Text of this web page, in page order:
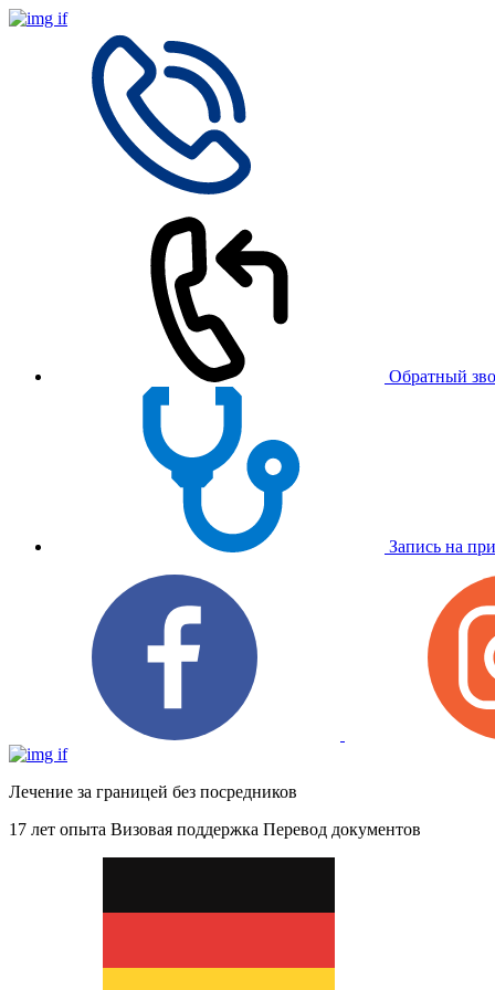
Обратный
Запись на
Лечение за границей без посредников
17 лет опыта Визовая поддержка Перевод документов